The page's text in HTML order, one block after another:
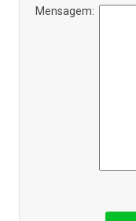
Mensagem: